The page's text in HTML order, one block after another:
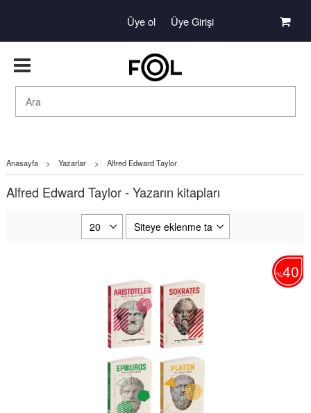
Üye ol Üye Girişi
Anasayfa > Yazarlar > Alfred Edward Taylor
Alfred Edward Taylor - Yazarın kitapları
%40